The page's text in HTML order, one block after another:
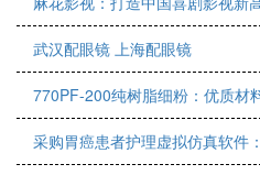
武汉配眼镜 上海配眼镜
770PF-200纯树脂细粉：优质材
采购胃癌患者护理虚拟仿真软件